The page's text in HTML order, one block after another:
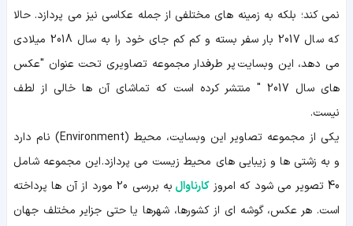
نمی کند؛ بلکه به زمینه های مختلفی از جمله عکاسی نیز می پردازد. حالا
که سال 2017 بار سفر بسته و کم کم جای خود را به سال 2018 میلادی
می دهد، این وبسایت پر طرفدار مجموعه تصاویری تحت عنوان "عکس
های سال 2017 " منتشر کرده است که تماشای آن ها خالی از لطف
نیست.
یکی از مجموعه تصاویر این وبسایت، محیط (Environment) نام دارد
و به زشتی ها و زیبایی های محیط زیست می پردازد. این مجموعه شامل
40 تصویر می شود که امروز
کارناوال
به بررسی 20 مورد از آن ها پرداخته
است. هر عکس، گوشه ای از کشورها، شهرها یا حتی جزایر مختلف جهان